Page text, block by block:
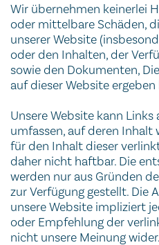
Wir übernehmen keinerlei
oder mittelbare Schäden,
unserer Website
oder den Inhalten, der
sowie den Dokumenten,
auf dieser Website
Unsere Website kann
umfassen, auf deren Inhalt
für den Inhalt dieser
daher nicht haftbar. Die
werden nur aus Gründen
zur Verfügung gestellt. Die
unsere Website impliziert
oder Empfehlung der
nicht unsere Meinung wider.